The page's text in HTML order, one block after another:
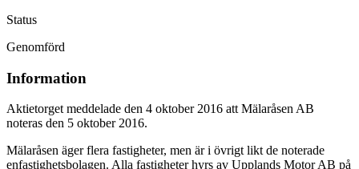
Status
Genomförd
Information
Aktietorget meddelade den 4 oktober 2016 att Mälaråsen AB
noteras den 5 oktober 2016.
Mälaråsen äger flera fastigheter, men är i övrigt likt de noterade
enfastighetsbolagen. Alla fastigheter hyrs av Upplands Motor AB på